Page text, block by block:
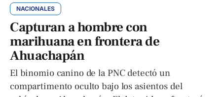
NACIONALES
Capturan a hombre con
marihuana en frontera de
Ahuachapán
El binomio canino de la PNC detectó un
compartimento oculto bajo los asientos del